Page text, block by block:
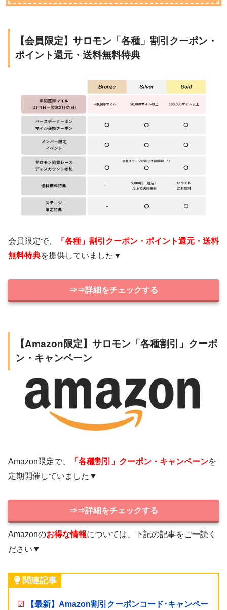
【会員限定】サロモン「各種」割引クーポン・
ポイント還元・送料無料特典
会員限定で、
「各種」割引クーポン・ポイント還元・送料
無料特典を提供していました▼
⇒⇒詳細をチェックする
【Amazon限定】サロモン「各種割引」クーポ
ン・キャンペーン
Amazon限定で、 「各種割引」クーポン・キャンペーンを
定期開催していました▼
⇒⇒詳細をチェックする
Amazonのお得な情報については、下記の記事をご一読く
ださい▼
関連記事
☑
【最新】Amazon割引クーポンコード･キャンペー